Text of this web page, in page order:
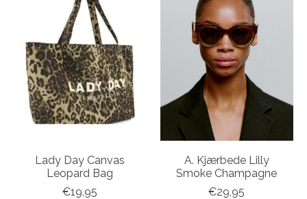
Lady Day Canvas
Leopard Bag
€19,95
A. Kjærbede Lilly
Smoke Champagne
€29,95